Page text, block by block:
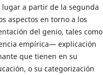
lugar a partir de la segunda
aspectos en torno a los
del genio, tales como
empírica— explicación
que tienen en su
o su categorización